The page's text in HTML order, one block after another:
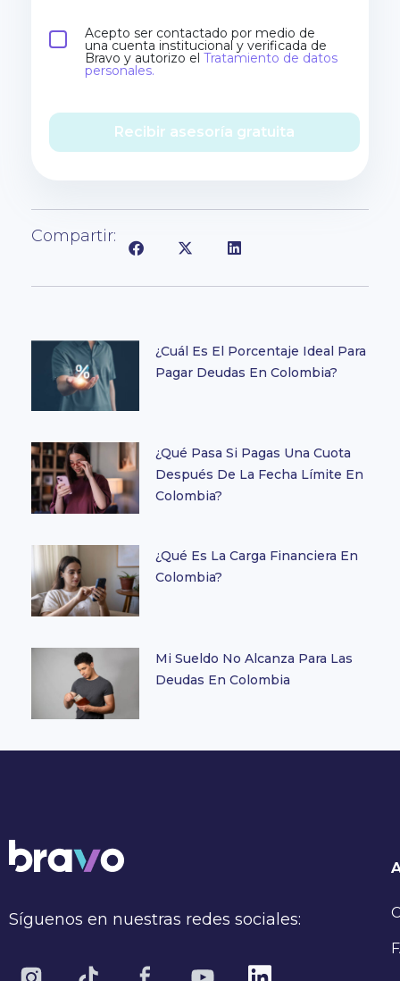
Acepto ser contactado por medio de
una cuenta institucional y verificada de
Bravo y autorizo el Tratamiento de datos
personales.
Recibir asesoría gratuita
Compartir:
¿Cuál Es El Porcentaje Ideal Para
Pagar Deudas En Colombia?
¿Qué Pasa Si Pagas Una Cuota
Después De La Fecha Límite En
Colombia?
¿Qué Es La Carga Financiera En
Colombia?
Mi Sueldo No Alcanza Para Las
Deudas En Colombia
Síguenos en nuestras redes sociales: